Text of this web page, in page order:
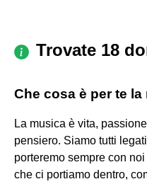
Trovate 18
Che cosa è per te la
La musica è vita,
pensiero. Siamo tutti
porteremo sempre con
che ci portiamo dentro,